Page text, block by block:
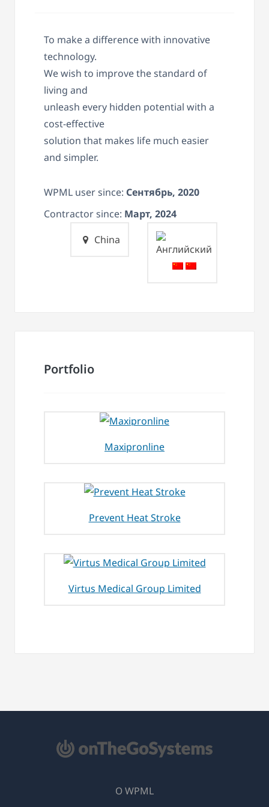
To make a difference with innovative
technology.
We wish to improve the standard of
living and
unleash every hidden potential with a
cost-effective
solution that makes life much easier
and simpler.
WPML user since: Сентябрь, 2020
Contractor since: Март, 2024
China
Portfolio
Maxipronline
Prevent Heat Stroke
Virtus Medical Group Limited
О WPML